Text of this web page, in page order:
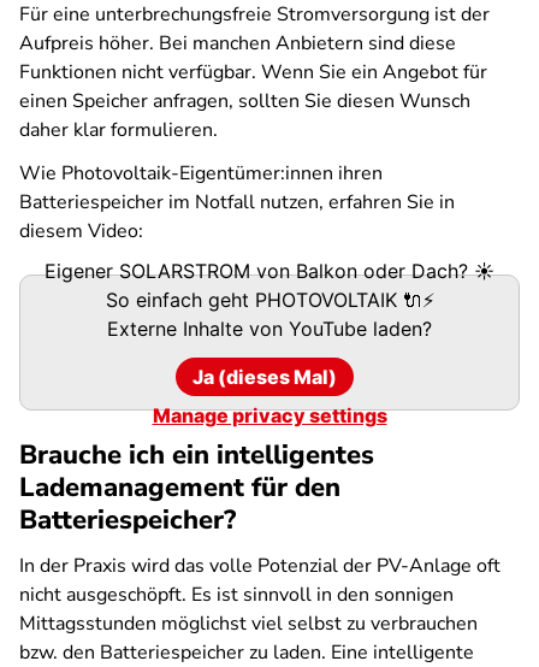
Für eine unterbrechungsfreie Stromversorgung ist der
Aufpreis höher. Bei manchen Anbietern sind diese
Funktionen nicht verfügbar. Wenn Sie ein Angebot für
einen Speicher anfragen, sollten Sie diesen Wunsch
daher klar formulieren.
Wie Photovoltaik-Eigentümer:innen ihren
Batteriespeicher im Notfall nutzen, erfahren Sie in
diesem Video:
Eigener SOLARSTROM von Balkon oder Dach? ☀
So einfach geht PHOTOVOLTAIK 🔌⚡
Externe Inhalte von YouTube laden?
Ja (dieses Mal)
Manage privacy settings
Brauche ich ein intelligentes
Lademanagement für den
Batteriespeicher?
In der Praxis wird das volle Potenzial der PV-Anlage oft
nicht ausgeschöpft. Es ist sinnvoll in den sonnigen
Mittagsstunden möglichst viel selbst zu verbrauchen
bzw. den Batteriespeicher zu laden. Eine intelligente